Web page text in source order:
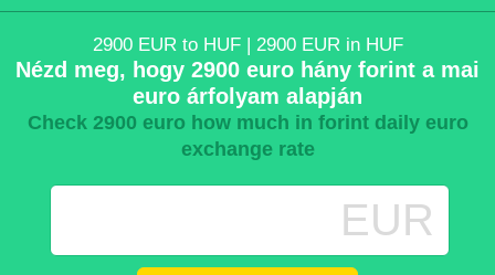
2900 EUR to HUF | 2900 EUR in HUF
Nézd meg, hogy 2900 euro hány forint a mai
euro árfolyam alapján
Check 2900 euro how much in forint daily euro
exchange rate
EUR